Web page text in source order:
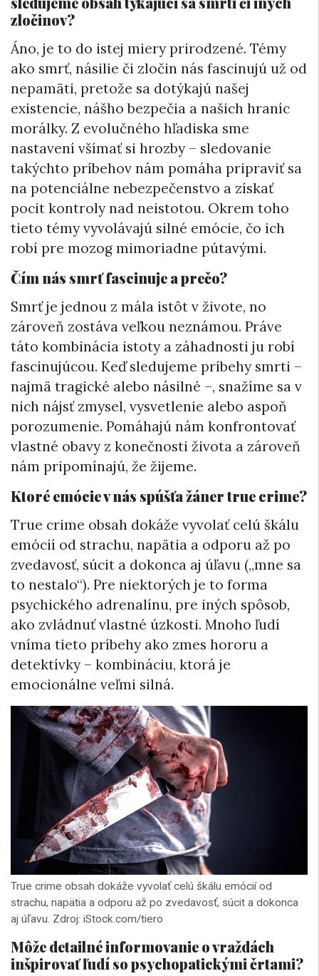
zločinov?
Áno, je to do istej miery prirodzené. Témy
ako smrť, násilie či zločin nás fascinujú už od
nepamäti, pretože sa dotýkajú našej
existencie, nášho bezpečia a našich hraníc
morálky. Z evolučného hľadiska sme
nastavení všímať si hrozby – sledovanie
takýchto príbehov nám pomáha pripraviť sa
na potenciálne nebezpečenstvo a získať
pocit kontroly nad neistotou. Okrem toho
tieto témy vyvolávajú silné emócie, čo ich
robí pre mozog mimoriadne pútavými.
Čím nás smrť fascinuje a prečo?
Smrť je jednou z mála istôt v živote, no
zároveň zostáva veľkou neznámou. Práve
táto kombinácia istoty a záhadnosti ju robí
fascinujúcou. Keď sledujeme príbehy smrti –
najmä tragické alebo násilné –, snažíme sa v
nich nájsť zmysel, vysvetlenie alebo aspoň
porozumenie. Pomáhajú nám konfrontovať
vlastné obavy z konečnosti života a zároveň
nám pripomínajú, že žijeme.
Ktoré emócie v nás spúšťa žáner true crime?
True crime obsah dokáže vyvolať celú škálu
emócií od strachu, napätia a odporu až po
zvedavosť, súcit a dokonca aj úľavu („mne sa
to nestalo“). Pre niektorých je to forma
psychického adrenalínu, pre iných spôsob,
ako zvládnuť vlastné úzkosti. Mnoho ľudí
vníma tieto príbehy ako zmes hororu a
detektívky – kombináciu, ktorá je
emocionálne veľmi silná.
True crime obsah dokáže vyvolať celú škálu emócií od
strachu, napätia a odporu až po zvedavosť, súcit a dokonca
aj úľavu. Zdroj: iStock.com/tiero
Môže detailné informovanie o vraždách
inšpirovať ľudí so psychopatickými črtami?